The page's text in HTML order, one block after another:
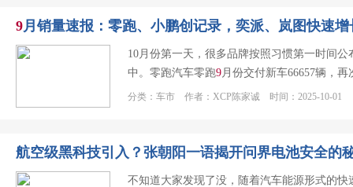
9月销量速报：零跑、小鹏创记录，奕派、岚图快速增
10月份第一天，很多品牌按照习惯第一时间公
中。零跑汽车零跑9月份交付新车66657辆，
分类：车市 作者：XCP陈家诚 时间：2025-10-01
航空级黑科技引入？张朝阳一语揭开问界电池安全的
不知道大家发现了没，随着汽车能源形式的